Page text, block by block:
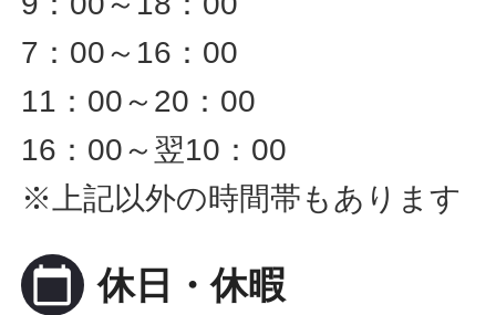
7：00～16：00
11：00～20：00
16：00～翌10：00
※上記以外の時間帯もあります
calendar_today 休日・休暇